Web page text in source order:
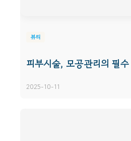
뷰티
피부시술, 모공관리의 필
2025-10-11